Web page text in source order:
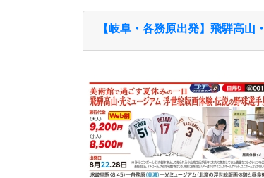
【岐阜・各務原出発】飛騨高